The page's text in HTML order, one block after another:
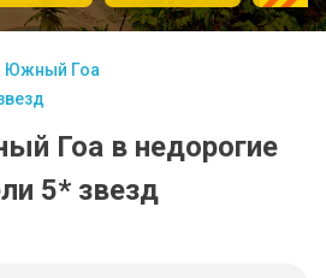
Южный Гоа
Гоа в недорогие
5* звезд